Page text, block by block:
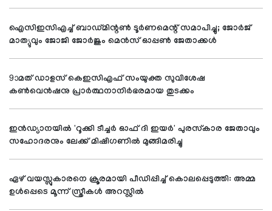
ഐസിഇസിഎച്ച് ബാഡ്മിന്റണ്‍ ടൂര്‍ണമെന്റ് സമാപിച്ചു; ജോര്‍ജ്
മാത്യുവും ജോജി ജോര്‍ജും മെന്‍സ് ഓപ്പണ്‍ ജേതാക്കള്‍
9ാമത് ഡാളസ് കെഇസിഎഫ് സംയുക്ത സുവിശേഷ
കണ്‍വെന്‍ഷനു പ്രാര്‍ത്ഥനാനിര്‍ഭരമായ തുടക്കം
ഇന്‍ഡ്യാനയില്‍ 'റൂക്കി ടീച്ചര്‍ ഓഫ് ദി ഇയര്‍' പുരസ്‌കാര ജേതാവും
സഹോദരനും ലേക്ക് മിഷിഗണില്‍ മുങ്ങിമരിച്ചു
ഏഴ് വയസ്സുകാരനെ ക്രൂരമായി പീഡിപ്പിച്ച് കൊലപ്പെടുത്തി: അമ്മ
ഉള്‍പ്പെടെ മൂന്ന് സ്ത്രീകള്‍ അറസ്റ്റില്‍